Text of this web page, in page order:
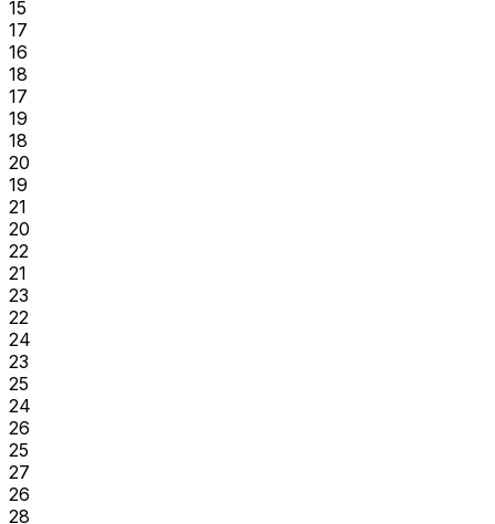
15
17
16
18
17
19
18
20
19
21
20
22
21
23
22
24
23
25
24
26
25
27
26
28